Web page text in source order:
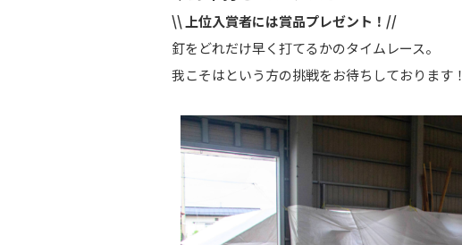
\\ 上位入賞者には賞品プレゼント！//
釘をどれだけ早く打てるかのタイムレース。
我こそはという方の挑戦をお待ちしております！